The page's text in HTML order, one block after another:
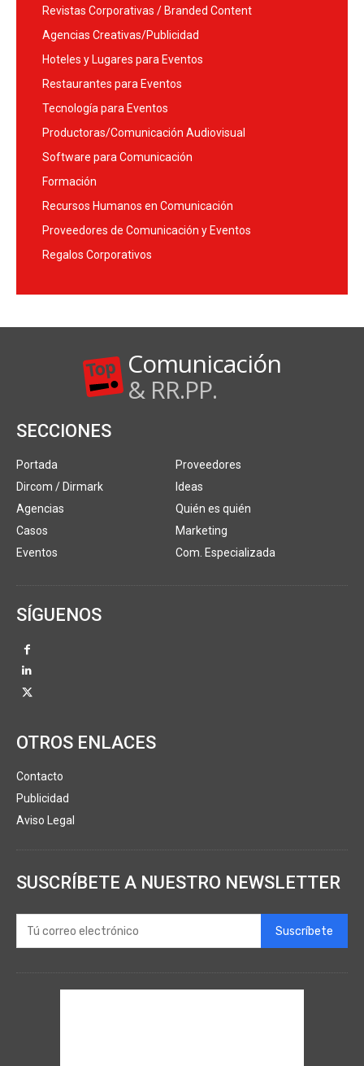
Revistas Corporativas / Branded Content
Agencias Creativas/Publicidad
Hoteles y Lugares para Eventos
Restaurantes para Eventos
Tecnología para Eventos
Productoras/Comunicación Audiovisual
Software para Comunicación
Formación
Recursos Humanos en Comunicación
Proveedores de Comunicación y Eventos
Regalos Corporativos
Comunicación
& RR.PP.
SECCIONES
Portada
Dircom / Dirmark
Agencias
Casos
Eventos
Proveedores
Ideas
Quién es quién
Marketing
Com. Especializada
SÍGUENOS
OTROS ENLACES
Contacto
Publicidad
Aviso Legal
SUSCRÍBETE A NUESTRO NEWSLETTER
Suscríbete